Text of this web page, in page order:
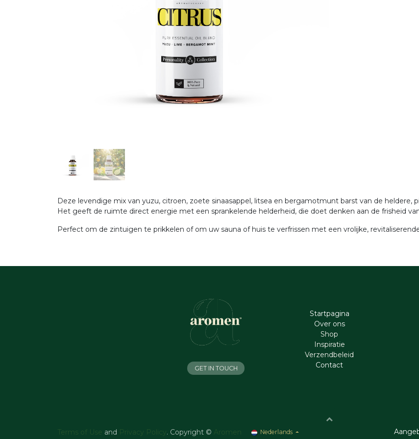
Deze levendige mix van yuzu, citroen, zoete sinaasappel, litsea en bergamotmunt barst van de
Het geeft de ruimte direct energie met een sprankelende helderheid, die doet denken aan de frisheid
Perfect om de zintuigen te prikkelen of om uw sauna of huis te verfrissen met een vrolijke,
Startpagina
Ove​r​ ons
Shop
Inspiratie
Verzendbeleid
Cont​act
GET IN TOUCH
Terms of Use and Privacy Policy . Copyright © Aromen Nederlands